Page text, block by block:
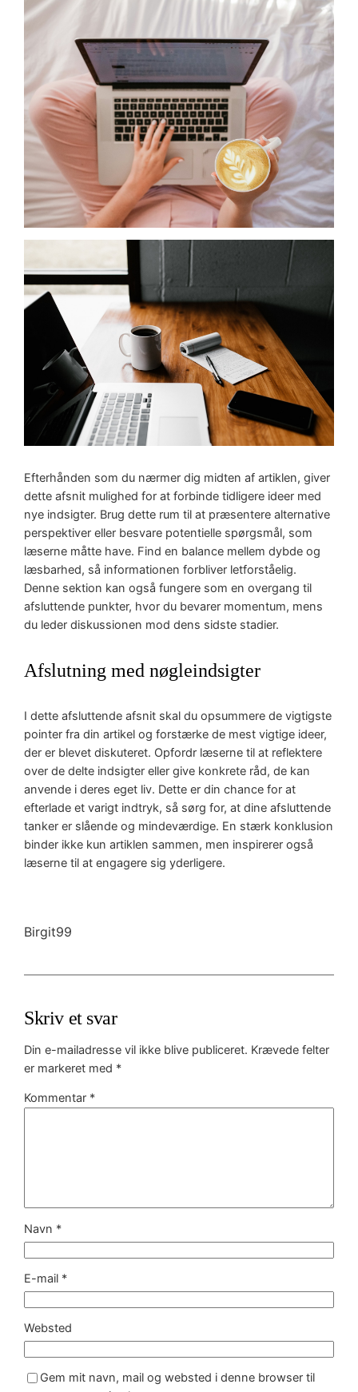
Efterhånden som du nærmer dig midten af artiklen, giver
dette afsnit mulighed for at forbinde tidligere ideer med
nye indsigter. Brug dette rum til at præsentere alternative
perspektiver eller besvare potentielle spørgsmål, som
læserne måtte have. Find en balance mellem dybde og
læsbarhed, så informationen forbliver letforståelig.
Denne sektion kan også fungere som en overgang til
afsluttende punkter, hvor du bevarer momentum, mens
du leder diskussionen mod dens sidste stadier.
Afslutning med nøgleindsigter
I dette afsluttende afsnit skal du opsummere de vigtigste
pointer fra din artikel og forstærke de mest vigtige ideer,
der er blevet diskuteret. Opfordr læserne til at reflektere
over de delte indsigter eller give konkrete råd, de kan
anvende i deres eget liv. Dette er din chance for at
efterlade et varigt indtryk, så sørg for, at dine afsluttende
tanker er slående og mindeværdige. En stærk konklusion
binder ikke kun artiklen sammen, men inspirerer også
læserne til at engagere sig yderligere.
Birgit99
Skriv et svar
Din e-mailadresse vil ikke blive publiceret. Krævede felter
er markeret med *
Kommentar *
Navn *
E-mail *
Websted
Gem mit navn, mail og websted i denne browser til